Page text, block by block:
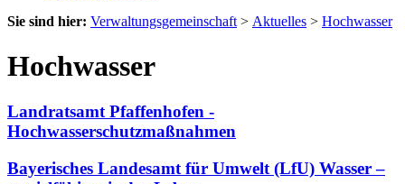
Sie sind hier: Verwaltungsgemeinschaft > Aktuelles > Hochwasser
Hochwasser
Landratsamt Pfaffenhofen -
Hochwasserschutzmaßnahmen
Bayerisches Landesamt für Umwelt (LfU) Wasser –